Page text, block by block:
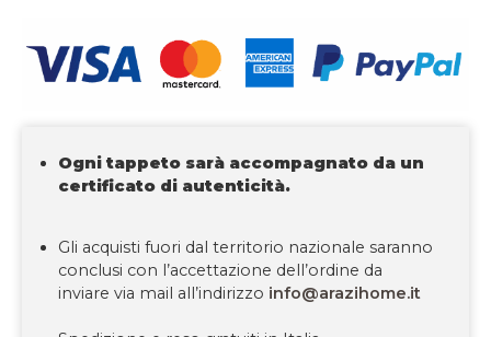
Ogni tappeto sarà accompagnato da un
certificato di autenticità.
Gli acquisti fuori dal territorio nazionale saranno
conclusi con l’accettazione dell’ordine da
inviare via mail all’indirizzo info@arazihome.it